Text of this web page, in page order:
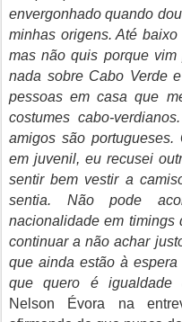
envergonhado quando
minhas origens. Até
mas não quis porque
nada sobre Cabo Verde
pessoas em casa que
costumes cabo-
amigos são
em juvenil, eu recusei
sentir bem vestir a
sentia. Não pode
nacionalidade em timings
continuar a não achar
que ainda estão à
que quero é igualdade
Nelson Évora na